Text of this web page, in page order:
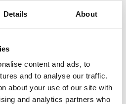
Details About
content and ads, to
and to analyse our traffic.
about your use of our site with
and analytics partners who
Loon op Zand